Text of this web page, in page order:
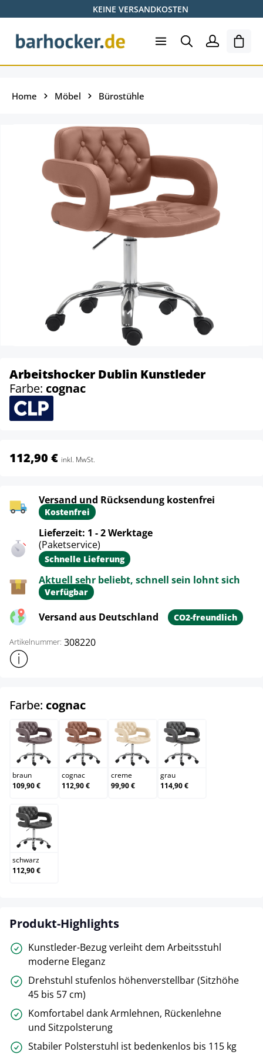
Zum Hauptinhalt springenKEINE VERSANDKOSTEN
Home Möbel Bürostühle
Arbeitshocker Dublin Kunstleder
Farbe: cognac
112,90 € inkl. MwSt.
Versand und Rücksendung kostenfrei
Kostenfrei
Lieferzeit: 1 - 2 Werktage
(Paketservice)
Schnelle Lieferung
Aktuell sehr beliebt, schnell sein lohnt sich
Verfügbar
Versand aus Deutschland CO2-freundlich
Artikelnummer: 308220
Weitere Produktinformationen anzeigen
Farbe: cognacauswählen
braun
braun
109,90 €
cognac
cognac
112,90 €
creme
creme
99,90 €
grau
grau
114,90 €
schwarz
schwarz
112,90 €
Produkt-Highlights
Kunstleder-Bezug verleiht dem Arbeitsstuhl
moderne Eleganz
Drehstuhl stufenlos höhenverstellbar (Sitzhöhe
45 bis 57 cm)
Komfortabel dank Armlehnen, Rückenlehne
und Sitzpolsterung
Stabiler Polsterstuhl ist bedenkenlos bis 115 kg